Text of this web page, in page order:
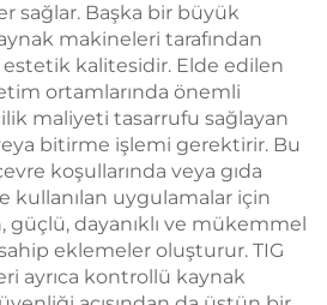
sağlar. Başka bir büyük
makineleri tarafından
kalitesidir. Elde edilen
ortamlarında önemli
maliyeti tasarrufu sağlayan
bitirme işlemi gerektirir. Bu
koşullarında veya gıda
kullanılan uygulamalar için
dayanıklı ve mükemmel
eklemeler oluşturur. TIG
ayrıca kontrollü kaynak